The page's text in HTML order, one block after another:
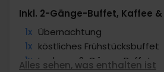
Inkl. 2-Gänge-Buffet, Kaffee &
1x Übernachtung
1x köstliches Frühstücksbuffet
1x Leckeres 2-Gänge-Buffet
Alles sehen, was enthalten ist